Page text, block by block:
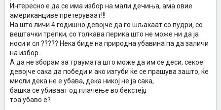
Интересно е да се има избор на мали дечиња, ама овие
американциве претеруваат!!!
На што личи 4 годишно девојче да го шљакаат со пудри, со
вештачки трепки, со толкава перика што не може ни да ја
носи и сл ????? Нека биде на природна убавина па да заличи
на избор..
А да не зборам за траумата што може да им се деси, секое
девојче сака да победи и ако изгуби ќе се прашува зашто, ќе
мисли дека не е убава, дека никој не ја сака,
башка се убиваат од плачење во бекстејџ
тоа убаво е?